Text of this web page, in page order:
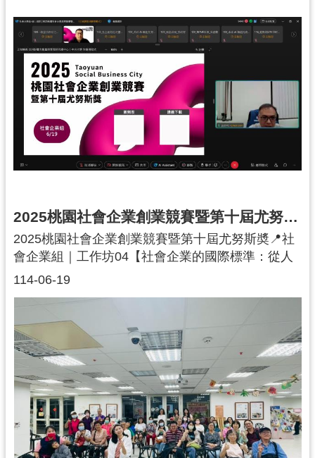
成果！
會議由 金志聿副秘書長 擔任主席，並邀請三位社會
企業代表帶來寶貴經驗分享：金魚厝邊 創辦人 彭仁
鴻：透過活化老屋與串聯在地職人資源，結合台鐵
票券行銷與導覽體驗，讓旅客以一張票走進頭城的
文化日常。他強調「創意要在地，文化要留下」，
才能真正帶動地方的自發與永續。茶籽堂 永續長 張
瑋珊：面對在地人口老化挑戰，茶籽堂以契作協助
農民種植苦茶樹，並將苦茶油導入民生應用與產品
設計，搭配循環瓶概念，吸引年輕人返鄉投入，實
踐地方文化與產業的再生。連橫生技 創辦人 蔡瀚
值，更以特殊技術將廚餘與殘渣轉化為貓砂原料，
實現廢棄物再生的循環經濟模式，帶動地方經濟活
化。除了講者分享，現場也邀集桃園市各局處委
員，以及亞洲大學劉子琦助理教授、味全龍職業棒
球隊林芳燕執行董事、慕渴股份有限公司吳妮庭永
續長，與桃園在地社企團隊 蜂湧數位商店、Re’me
公司、亞植有機農場等，共同交流如何整合資源、
連結利害關係人，發揮更大的社會影響力。透過跨
界對話與互利合作，桃園社企展現「向下扎根」的
精神，逐步建構穩固而茁壯的生態系，推動在地與
社會企業的共同成長。未來，桃園將持續以在地為
起點，深化跨域合作與實踐成果，為永續發展開創
更多元的解方。
2025桃園社會企業創業競賽暨第十屆尤努斯奬｜社會企業組｜工作坊04
114-06-19
2025桃園社會企業創業競賽暨第十屆尤努斯奬📍社
會企業組｜工作坊04【社會企業的國際標準：從人
到地球的永續承諾】第四場社會企業組工作坊於
逐步引導團隊建立對財務面的理解，釐清自身商業
模式背後的經濟邏輯，為未來的永續經營打下穩固
基礎。財務只是開始，真正的挑戰是如何在追求永
續的同時，對齊國際標準、放大社會影響力。下半
場轉入國際視角，聚焦社會企業如何對齊國際標
準、實踐永續經營。透過宗旨、收入、盈餘分配三
項指標，帶領團隊實際檢視自身的營運模式是否符
合社會企業精神與國際標準，並思考如何在現有基